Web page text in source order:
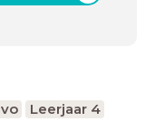
Leerjaar 4